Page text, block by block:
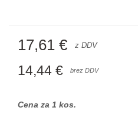
17,61 € z DDV
14,44 € brez DDV
Cena za 1 kos.